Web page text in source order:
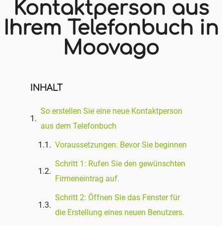
Kontaktperson aus
Ihrem Telefonbuch in
Moovago
INHALT
So erstellen Sie eine neue Kontaktperson
aus dem Telefonbuch
Voraussetzungen: Bevor Sie beginnen
Schritt 1: Rufen Sie den gewünschten
Firmeneintrag auf.
Schritt 2: Öffnen Sie das Fenster für
die Erstellung eines neuen Benutzers.